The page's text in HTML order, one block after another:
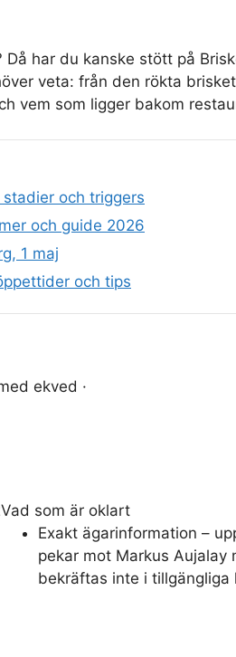
har du kanske stött på
veta: från den rökta
vem som ligger bakom
och triggers
och guide 2026
1 maj
och tips
ekved ·
Vad som är oklart
Exakt ägarinformation –
pekar mot Markus Aujalay
bekräftas inte i tillgängliga